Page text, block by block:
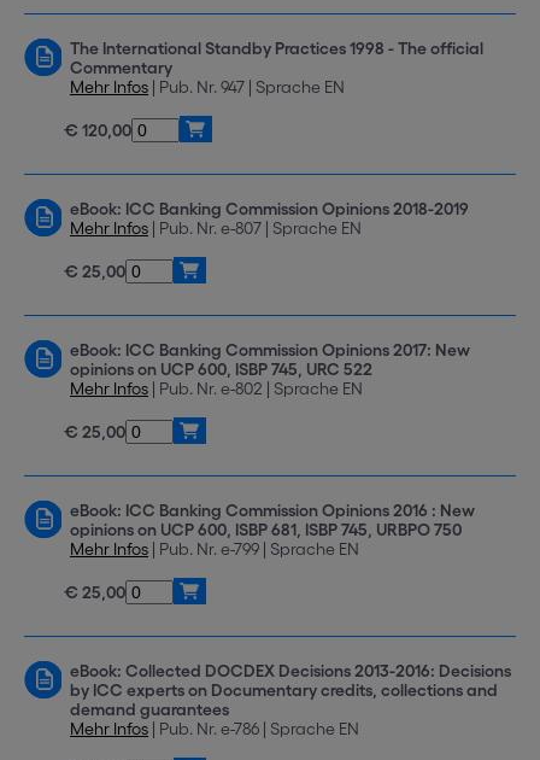
The International Standby Practices 1998 - The official
Commentary
Mehr Infos | Pub. Nr. 947 | Sprache EN
€ 120,00
eBook: ICC Banking Commission Opinions 2018-2019
Mehr Infos | Pub. Nr. e-807 | Sprache EN
€ 25,00
eBook: ICC Banking Commission Opinions 2017: New
opinions on UCP 600, ISBP 745, URC 522
Mehr Infos | Pub. Nr. e-802 | Sprache EN
€ 25,00
eBook: ICC Banking Commission Opinions 2016 : New
opinions on UCP 600, ISBP 681, ISBP 745, URBPO 750
Mehr Infos | Pub. Nr. e-799 | Sprache EN
€ 25,00
eBook: Collected DOCDEX Decisions 2013-2016: Decisions
by ICC experts on Documentary credits, collections and
demand guarantees
Mehr Infos | Pub. Nr. e-786 | Sprache EN